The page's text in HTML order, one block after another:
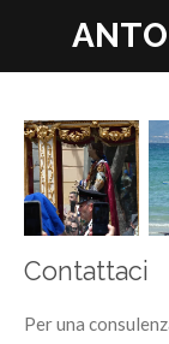
principale
Contattaci
Per una